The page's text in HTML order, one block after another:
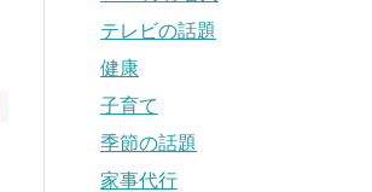
テレビの話題
健康
子育て
季節の話題
家事代行